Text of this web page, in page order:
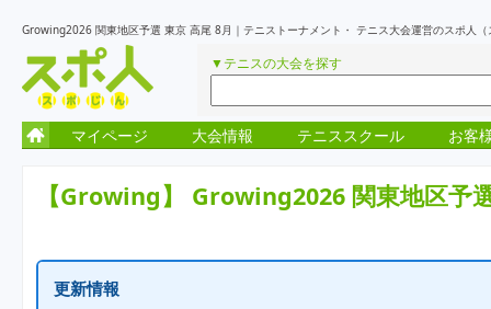
Growing2026 関東地区予選 東京 高尾 8月｜テニストーナメント・ テニス大会運営のスポ人（
▼テニスの大会を探す
マイページ 大会情報 テニススクール お客
【Growing】 Growing2026 関東地区予
更新情報